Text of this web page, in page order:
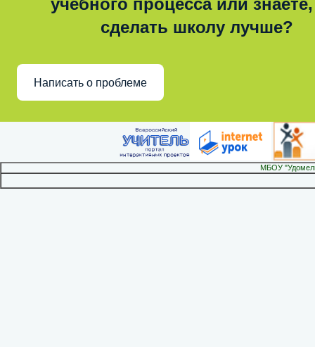
учебного процесса или знаете,
сделать школу лучше?
Написать о проблеме
МБОУ